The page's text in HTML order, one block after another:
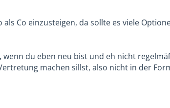
Co einzusteigen, da sollte es viele
du eben neu bist und eh nicht
machen sillst, also nicht in der